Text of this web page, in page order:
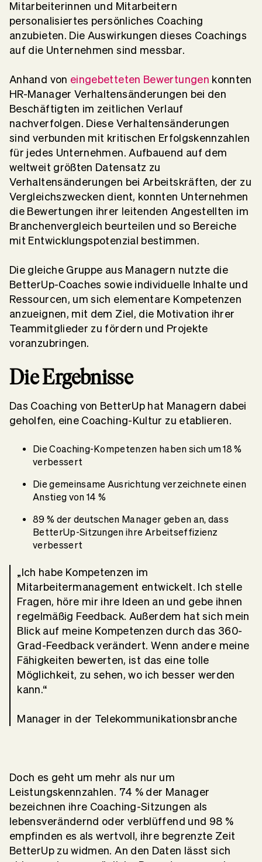
Mitarbeiterinnen und Mitarbeitern
personalisiertes persönliches Coaching
anzubieten. Die Auswirkungen dieses Coachings
auf die Unternehmen sind messbar.
Anhand von eingebetteten Bewertungen konnten
HR-Manager Verhaltensänderungen bei den
Beschäftigten im zeitlichen Verlauf
nachverfolgen. Diese Verhaltensänderungen
sind verbunden mit kritischen Erfolgskennzahlen
für jedes Unternehmen. Aufbauend auf dem
weltweit größten Datensatz zu
Verhaltensänderungen bei Arbeitskräften, der zu
Vergleichszwecken dient, konnten Unternehmen
die Bewertungen ihrer leitenden Angestellten im
Branchenvergleich beurteilen und so Bereiche
mit Entwicklungspotenzial bestimmen.
Die gleiche Gruppe aus Managern nutzte die
BetterUp-Coaches sowie individuelle Inhalte und
Ressourcen, um sich elementare Kompetenzen
anzueignen, mit dem Ziel, die Motivation ihrer
Teammitglieder zu fördern und Projekte
voranzubringen.
Die Ergebnisse
Das Coaching von BetterUp hat Managern dabei
geholfen, eine Coaching-Kultur zu etablieren.
Die Coaching-Kompetenzen haben sich um 18 %
verbessert
Die gemeinsame Ausrichtung verzeichnete einen
Anstieg von 14 %
89 % der deutschen Manager geben an, dass
BetterUp-Sitzungen ihre Arbeitseffizienz
verbessert
„Ich habe Kompetenzen im
Mitarbeitermanagement entwickelt. Ich stelle
Fragen, höre mir ihre Ideen an und gebe ihnen
regelmäßig Feedback. Außerdem hat sich mein
Blick auf meine Kompetenzen durch das 360-
Grad-Feedback verändert. Wenn andere meine
Fähigkeiten bewerten, ist das eine tolle
Möglichkeit, zu sehen, wo ich besser werden
kann.“
Manager in der Telekommunikationsbranche
Doch es geht um mehr als nur um
Leistungskennzahlen. 74 % der Manager
bezeichnen ihre Coaching-Sitzungen als
lebensverändernd oder verblüffend und 98 %
empfinden es als wertvoll, ihre begrenzte Zeit
BetterUp zu widmen. An den Daten lässt sich